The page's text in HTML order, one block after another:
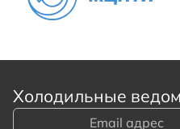
Холодильные